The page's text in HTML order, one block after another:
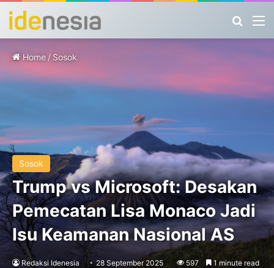
Home / Sosok
Sosok
Trump vs Microsoft: Desakan
Pemecatan Lisa Monaco Jadi
Isu Keamanan Nasional AS
Redaksi Idenesia 28 September 2025 597 1 minute read